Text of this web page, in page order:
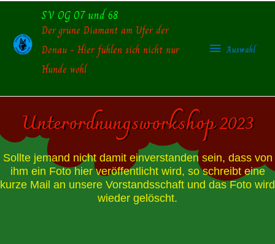
springen
SV OG 07 und 68
Der grüne Diamant am Ufer der
Donau - Hier fühlen sich nicht nur
Hunde wohl
Auswahl
Unterordnungsworkshop 2023
Sollte jemand nicht damit einverstanden sein, dass von
ihm ein Foto hier veröffentlicht wird, so schreibt eine
kurze Mail an unsere Vorstandsschaft und das Foto wird
wieder gelöscht.